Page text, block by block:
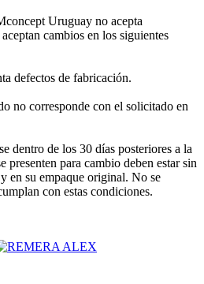
Uruguay no acepta
cambios en los siguientes
defectos de fabricación.
no corresponde con el solicitado en
dentro de los 30 días posteriores a la
presenten para cambio deben estar sin
en su empaque original. No se
con estas condiciones.